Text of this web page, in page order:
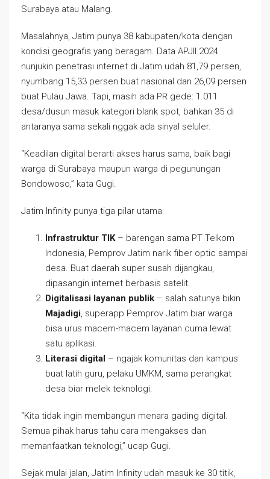
Surabaya atau Malang.
Masalahnya, Jatim punya 38 kabupaten/kota dengan
kondisi geografis yang beragam. Data APJII 2024
nunjukin penetrasi internet di Jatim udah 81,79 persen,
nyumbang 15,33 persen buat nasional dan 26,09 persen
buat Pulau Jawa. Tapi, masih ada PR gede: 1.011
desa/dusun masuk kategori blank spot, bahkan 35 di
antaranya sama sekali nggak ada sinyal seluler.
“Keadilan digital berarti akses harus sama, baik bagi
warga di Surabaya maupun warga di pegunungan
Bondowoso,” kata Gugi.
Jatim Infinity punya tiga pilar utama:
Infrastruktur TIK– barengan sama PT Telkom
Indonesia, Pemprov Jatim narik fiber optic sampai
desa. Buat daerah super susah dijangkau,
dipasangin internet berbasis satelit.
Digitalisasi layanan publik – salah satunya bikin
Majadigi, superapp Pemprov Jatim biar warga
bisa urus macem-macem layanan cuma lewat
satu aplikasi.
Literasi digital – ngajak komunitas dan kampus
buat latih guru, pelaku UMKM, sama perangkat
desa biar melek teknologi.
“Kita tidak ingin membangun menara gading digital.
Semua pihak harus tahu cara mengakses dan
memanfaatkan teknologi,” ucap Gugi.
Sejak mulai jalan, Jatim Infinity udah masuk ke 30 titik,